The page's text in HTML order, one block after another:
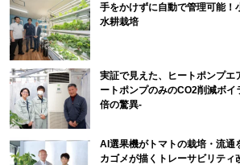
手をかけずに自動で管理可能！
水耕栽培
実証で見えた、ヒートポンプエ
ートポンプのみのCO2削減ボ
倍の驚異-
AI選果機がトマトの栽培・流通
カゴメが描くトレーサビリティ